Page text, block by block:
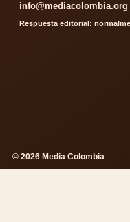
info@mediacolombia.org
Respuesta editorial:
© 2026 Media Colombia